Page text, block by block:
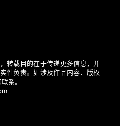
转载目的在于传递更多信息，并
性负责。如涉及作品内容、版权
系。